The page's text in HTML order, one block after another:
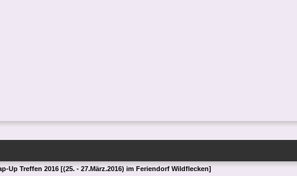
Up Treffen 2016 [(25. - 27.März.2016) im Feriendorf Wildflecken]